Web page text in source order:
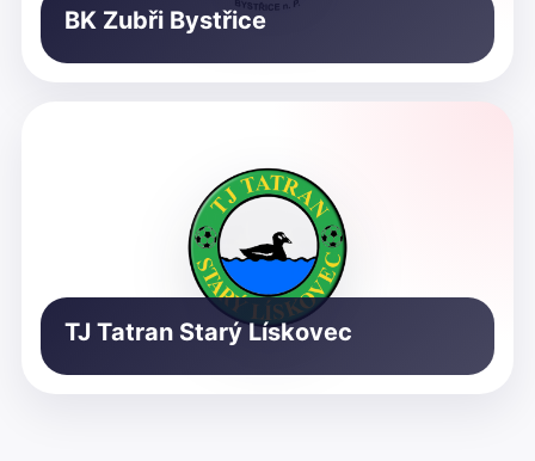
BK Zubři Bystřice
TJ Tatran Starý Lískovec